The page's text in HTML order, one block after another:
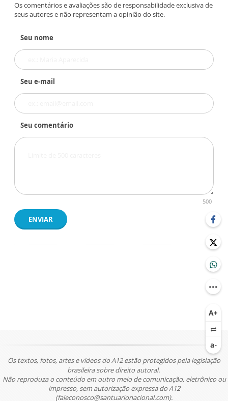
Os comentários e avaliações são de responsabilidade exclusiva de
seus autores e não representam a opinião do site.
Seu nome
Seu e-mail
Seu comentário
500
ENVIAR
Os textos, fotos, artes e vídeos do A12 estão protegidos pela legislação
brasileira sobre direito autoral.
Não reproduza o conteúdo em outro meio de comunicação, eletrônico ou
impresso, sem autorização expressa do A12
(faleconosco@santuarionacional.com).